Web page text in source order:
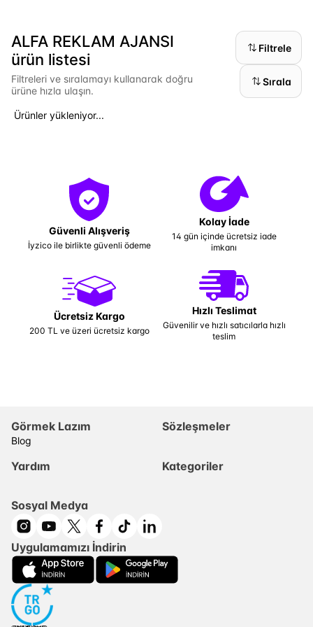
ALFA REKLAM AJANSI
ürün listesi
Filtreleri ve sıralamayı kullanarak doğru
ürüne hızla ulaşın.
Filtrele
Sırala
Ürünler yükleniyor...
Güvenli Alışveriş
İyzico ile birlikte güvenli ödeme
Kolay İade
14 gün içinde ücretsiz iade
imkanı
Ücretsiz Kargo
200 TL ve üzeri ücretsiz kargo
Hızlı Teslimat
Güvenilir ve hızlı satıcılarla hızlı
teslim
Görmek Lazım
Blog
Sözleşmeler
Yardım Kategoriler
Sosyal Medya
Uygulamamızı İndirin